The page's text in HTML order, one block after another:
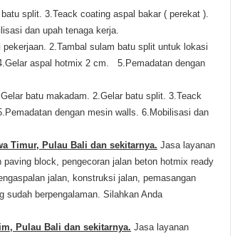
split. 3.Teack coating aspal bakar ( perekat ).
dan upah tenaga kerja.
pekerjaan. 2.Tambal sulam batu split untuk lokasi
aspal hotmix 2 cm.
5.Pemadatan dengan
batu makadam. 2.Gelar batu split. 3.Teack
dengan mesin walls. 6.Mobilisasi dan
Timur, Pulau Bali dan sekitarnya. Jasa layanan
block, pengecoran jalan beton hotmix ready
jalan, konstruksi jalan, pemasangan
sudah berpengalaman. Silahkan Anda
Pulau Bali dan sekitarnya. Jasa layanan